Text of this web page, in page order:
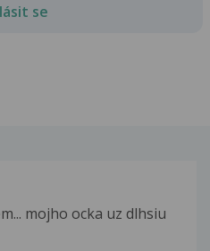
se
mojho ocka uz dlhsiu